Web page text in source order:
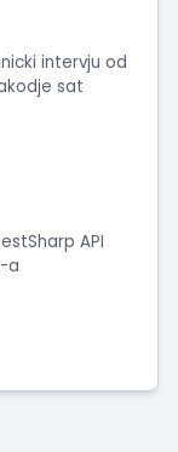
intervju od
sat
API
a